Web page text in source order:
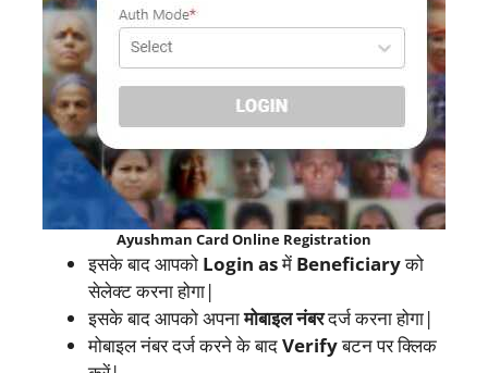
Ayushman Card Online Registration
इसके बाद आपको Login asमें Beneficiaryको
सेलेक्ट करना होगा|
इसके बाद आपको अपनामोबाइल नंबरदर्ज करना होगा|
मोबाइल नंबर दर्ज करने के बादVerifyबटन पर क्लिक